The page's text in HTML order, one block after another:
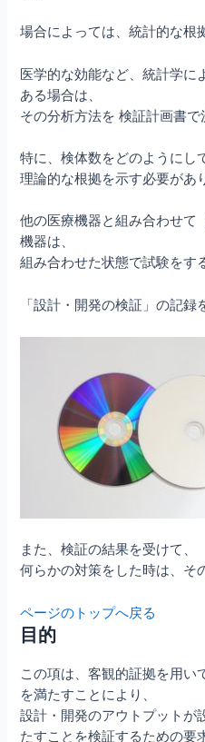
場合によっては、統計的な根
医学的な効能など、統計学に
ある場合は、
その分析方法を 検証計画書で
特に、検体数をどのようにし
理論的な根拠を示す必要があ
他の医療機器と組み合わせて
機器は、
組み合わせた状態で試験をす
「設計・開発の検証」の記録
また、検証の結果を受けて、
何らかの対策をした時は、そ
ページのトップへ戻る
目的
この項は、客観的証拠を用い
を満たすことにより、
設計・開発のアウトプットが
たすことを検証するための要